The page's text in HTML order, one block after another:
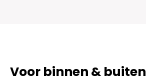
Voor binnen & buiten